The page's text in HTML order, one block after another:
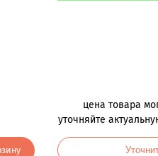
цена товара
уточняйте